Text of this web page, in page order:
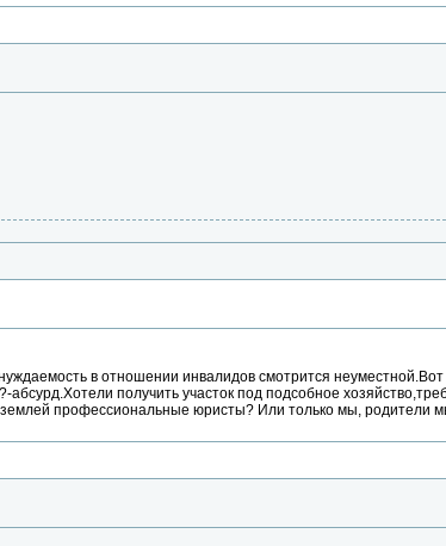
в отношении инвалидов смотрится
получить участок под подсобное
профессиональные юристы? Или только мы, родители